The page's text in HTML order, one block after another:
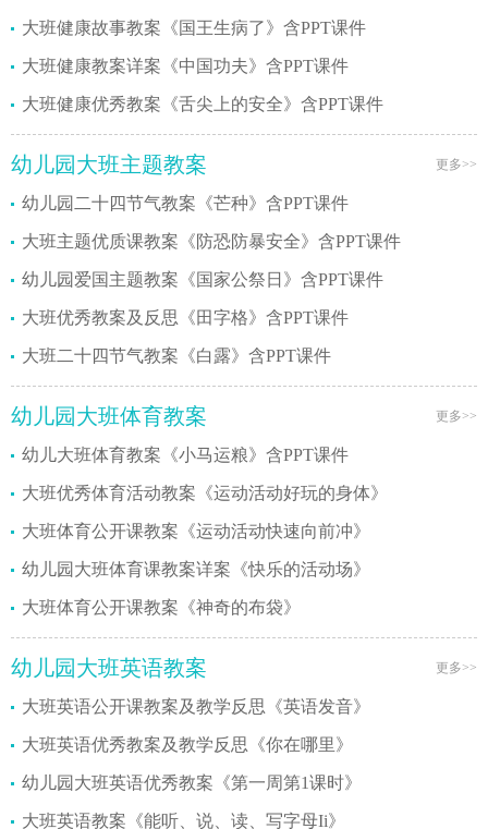
大班健康故事教案《国王生病了》含PPT课件
大班健康教案详案《中国功夫》含PPT课件
大班健康优秀教案《舌尖上的安全》含PPT课件
更多>>
幼儿园大班主题教案
幼儿园二十四节气教案《芒种》含PPT课件
大班主题优质课教案《防恐防暴安全》含PPT课件
幼儿园爱国主题教案《国家公祭日》含PPT课件
大班优秀教案及反思《田字格》含PPT课件
大班二十四节气教案《白露》含PPT课件
更多>>
幼儿园大班体育教案
幼儿大班体育教案《小马运粮》含PPT课件
大班优秀体育活动教案《运动活动好玩的身体》
大班体育公开课教案《运动活动快速向前冲》
幼儿园大班体育课教案详案《快乐的活动场》
大班体育公开课教案《神奇的布袋》
更多>>
幼儿园大班英语教案
大班英语公开课教案及教学反思《英语发音》
大班英语优秀教案及教学反思《你在哪里》
幼儿园大班英语优秀教案《第一周第1课时》
大班英语教案《能听、说、读、写字母Ii》